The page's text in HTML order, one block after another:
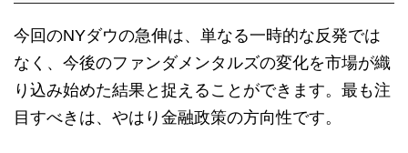
今回のNYダウの急伸は、単なる一時的な反発では
なく、今後のファンダメンタルズの変化を市場が織
り込み始めた結果と捉えることができます。最も注
目すべきは、やはり金融政策の方向性です。